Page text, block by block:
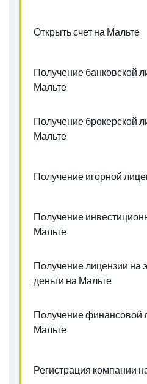
Открыть счет на Мальте
Получение банковской
Мальте
Получение брокерской
Мальте
Получение игорной
Получение
Мальте
Получение лицензии на
деньги на Мальте
Получение финансовой
Мальте
Регистрация компании